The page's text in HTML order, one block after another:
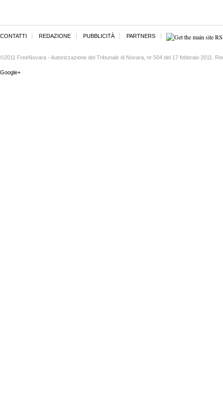
CONTATTI REDAZIONE PUBBLICITÀ PARTNERS
©2011 FreeNovara - Autorizzazione del Tribunale di Novara, nr 504 del 17 febbraio 2011.
Google+